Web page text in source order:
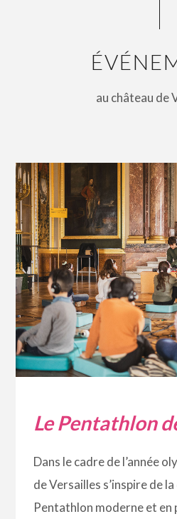
au château de
Le Pentathlon
Dans le cadre de l’année
de Versailles s’inspire de
Pentathlon moderne et en